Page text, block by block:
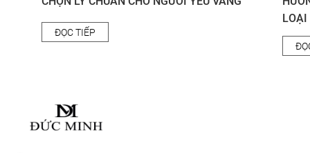
ĐỌC TIẾP
LOẠI